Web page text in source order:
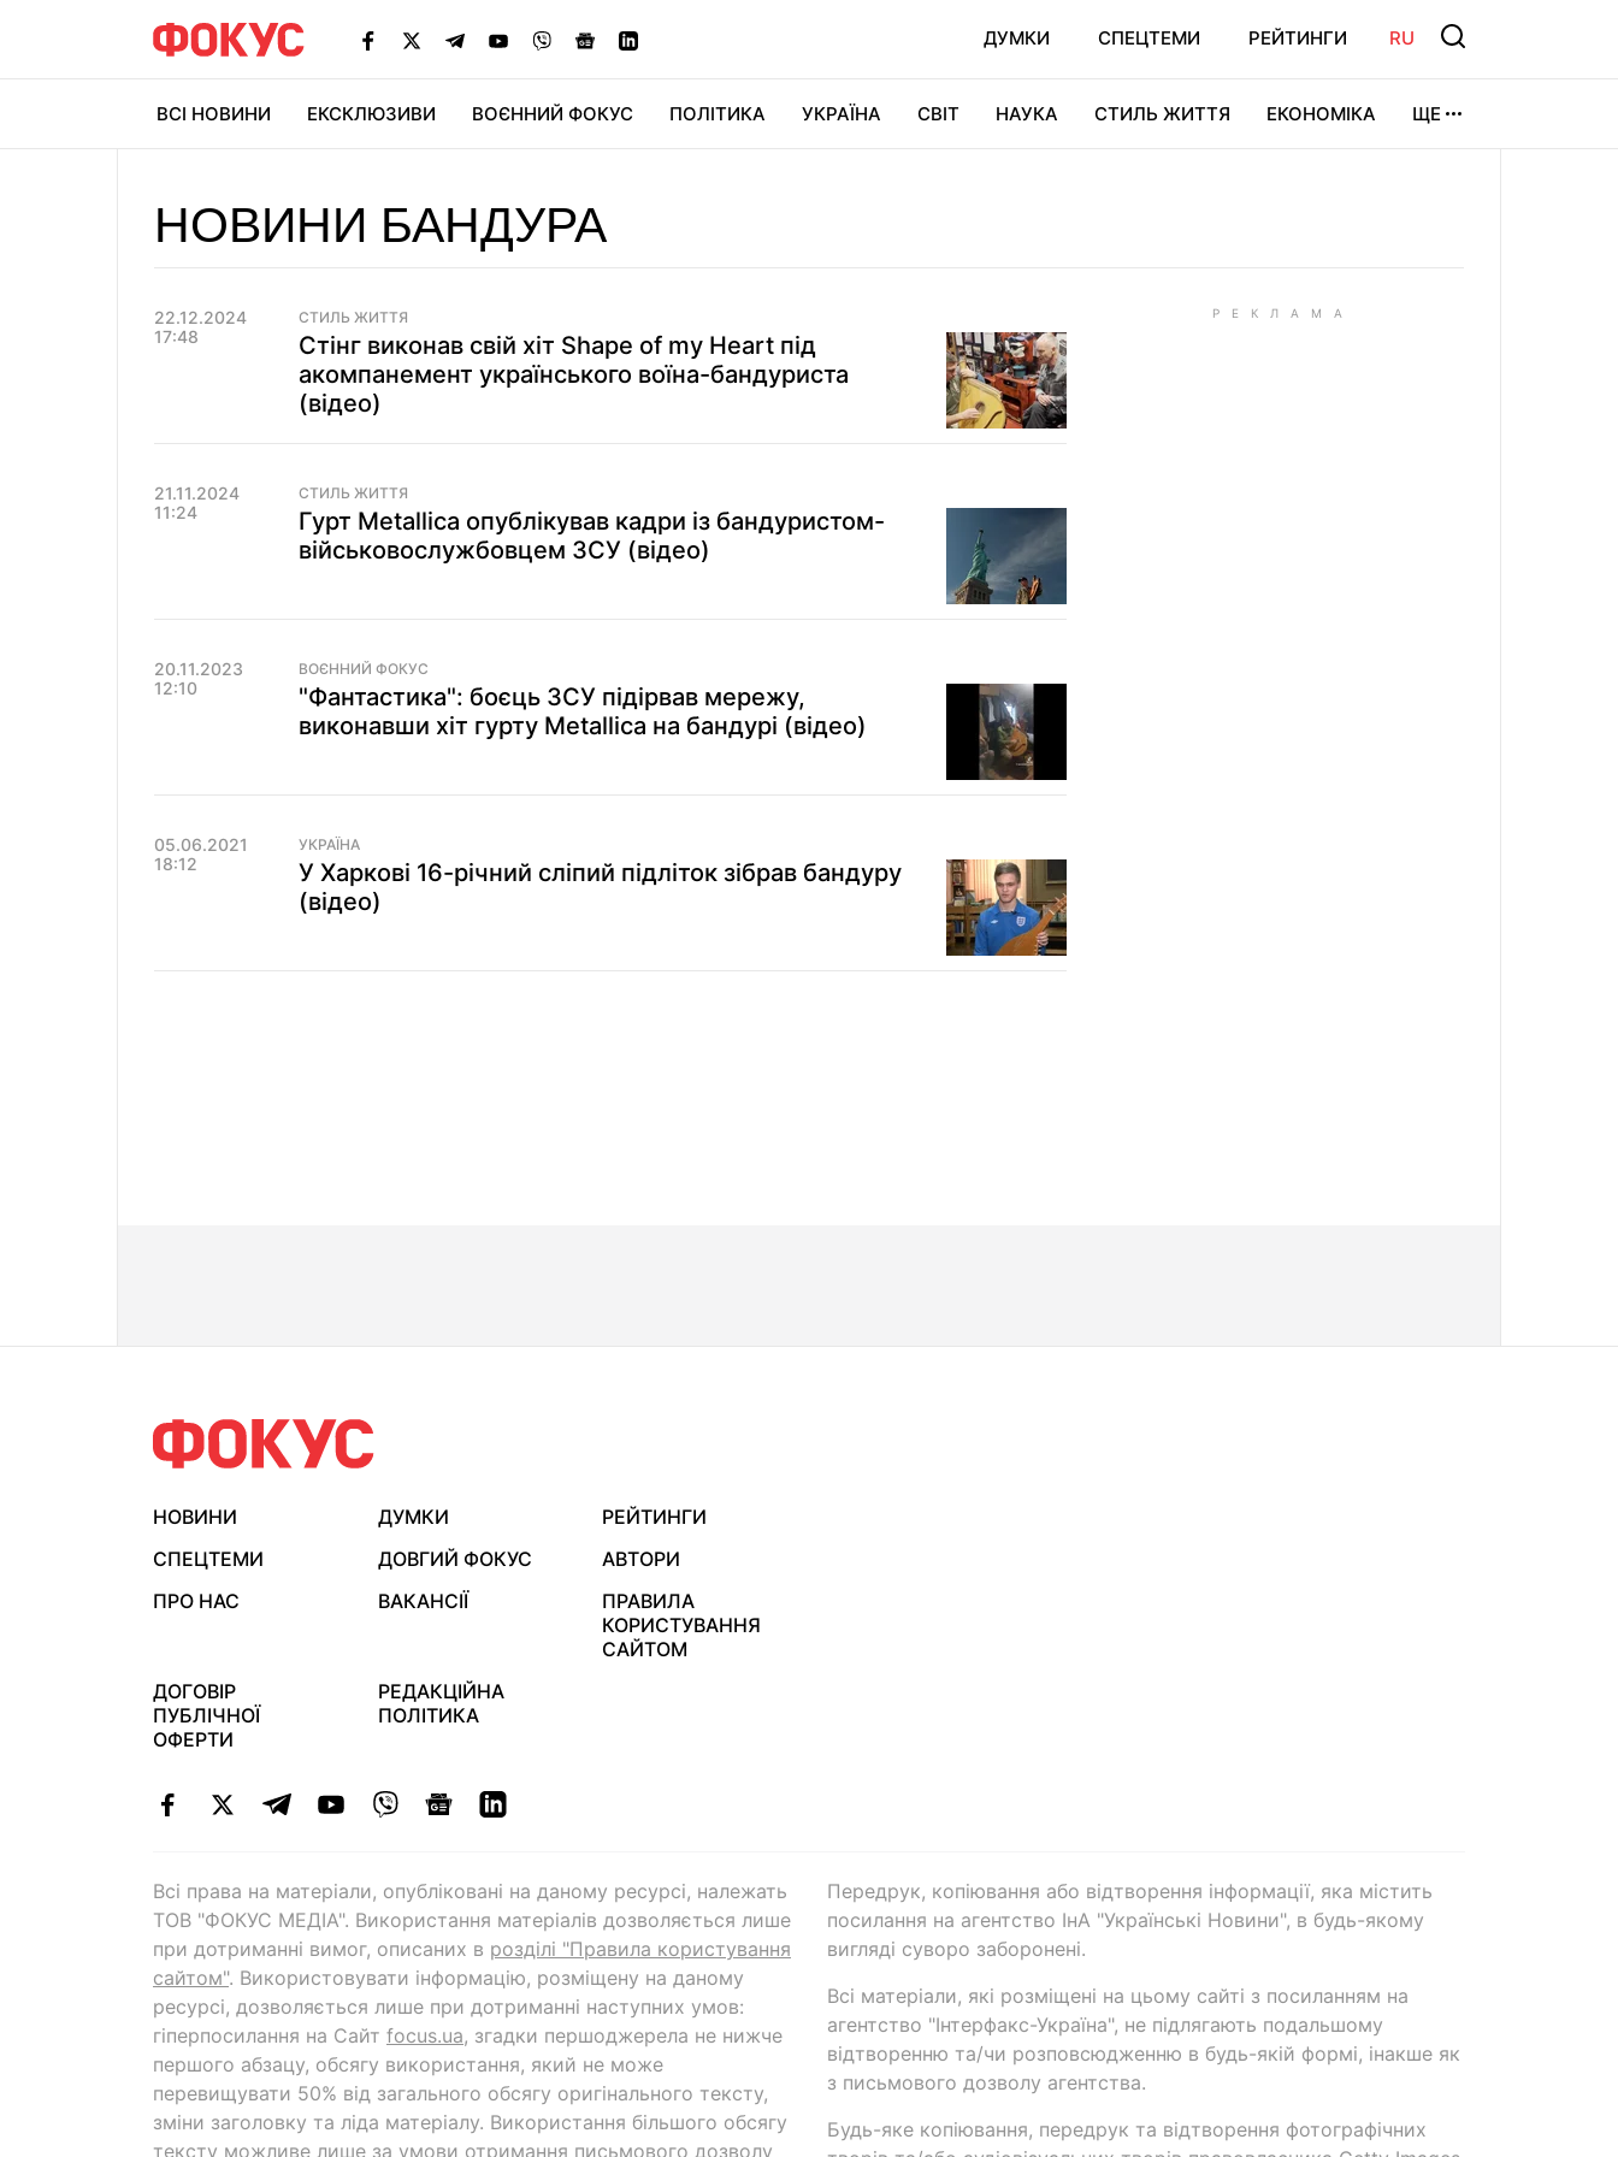
ДУМКИ СПЕЦТЕМИ РЕЙТИНГИ RU
ВСІ НОВИНИ ЕКСКЛЮЗИВИ ВОЄННИЙ ФОКУС ПОЛІТИКА УКРАЇНА СВІТ НАУКА СТИЛЬ ЖИТТЯ ЕКОНОМІКА ЩЕ
НОВИНИ БАНДУРА
22.12.2024
17:48
СТИЛЬ ЖИТТЯ
Стінг виконав свій хіт Shape of my Heart під
акомпанемент українського воїна-бандуриста
(відео)
21.11.2024
11:24
СТИЛЬ ЖИТТЯ
Гурт Metallica опублікував кадри із бандуристом-
військовослужбовцем ЗСУ (відео)
20.11.2023
12:10
ВОЄННИЙ ФОКУС
"Фантастика": боєць ЗСУ підірвав мережу,
виконавши хіт гурту Metallica на бандурі (відео)
05.06.2021
18:12
УКРАЇНА
У Харкові 16-річний сліпий підліток зібрав бандуру
(відео)
НОВИНИ ДУМКИ
РЕЙТИНГИ
СПЕЦТЕМИ
ДОВГИЙ ФОКУС
АВТОРИ
ПРО НАС
ВАКАНСІЇ
ПРАВИЛА
КОРИСТУВАННЯ
САЙТОМ
ДОГОВІР
ПУБЛІЧНОЇ
ОФЕРТИ
РЕДАКЦІЙНА
ПОЛІТИКА
Всі права на матеріали, опубліковані на даному ресурсі, належать
ТОВ "ФОКУС МЕДІА". Використання матеріалів дозволяється лише
при дотриманні вимог, описаних в розділі "Правила користування
сайтом". Використовувати інформацію, розміщену на даному
ресурсі, дозволяється лише при дотриманні наступних умов:
гіперпосилання на Cайт focus.ua, згадки першоджерела не нижче
першого абзацу, обсягу використання, який не може
перевищувати 50% від загального обсягу оригінального тексту,
зміни заголовку та ліда матеріалу. Використання більшого обсягу
тексту можливе лише за умови отримання письмового дозволу
Передрук, копіювання або відтворення інформації, яка містить
посилання на агентство ІнА "Українські Новини", в будь-якому
вигляді суворо заборонені.
Всі матеріали, які розміщені на цьому сайті з посиланням на
агентство "Інтерфакс-Україна", не підлягають подальшому
відтворенню та/чи розповсюдженню в будь-якій формі, інакше як
з письмового дозволу агентства.
Будь-яке копіювання, передрук та відтворення фотографічних